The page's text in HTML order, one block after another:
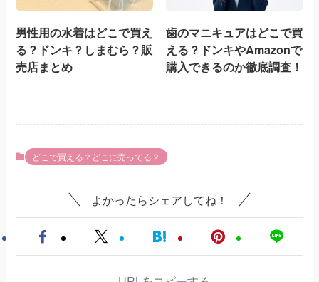
男性用の水着はどこで買え
る？ドンキ？しまむら？販
売店まとめ
歯のマニキュアはどこで買
える？ドンキやAmazonで
購入できるのか徹底調査！
どこで買える？どこに売ってる？
よかったらシェアしてね！